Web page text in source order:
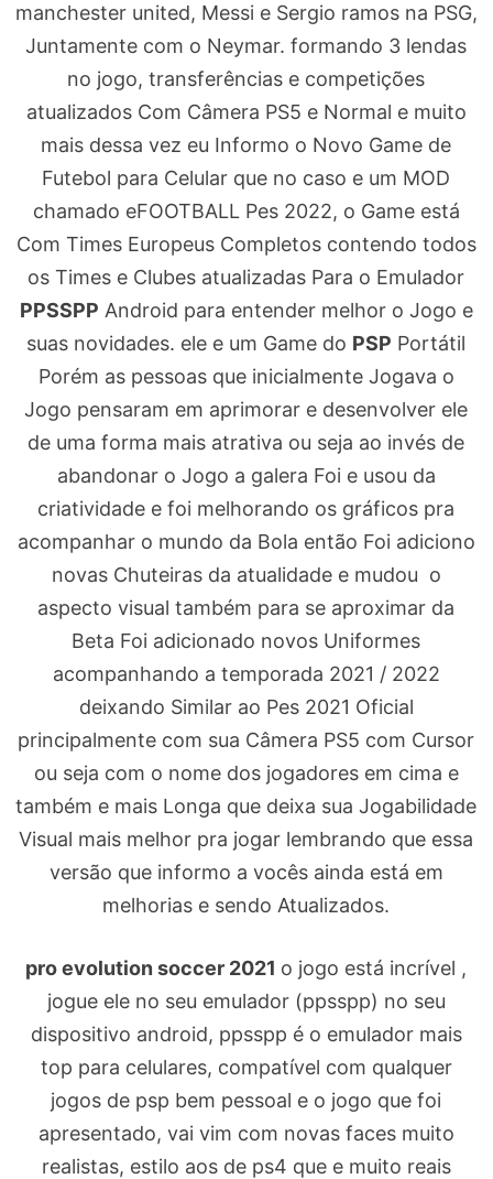
manchester united, Messi e Sergio ramos na PSG,
Juntamente com o Neymar. formando 3 lendas
no jogo, transferências e competições
atualizados Com Câmera PS5 e Normal e muito
mais dessa vez eu Informo o Novo Game de
Futebol para Celular que no caso e um MOD
chamado eFOOTBALL Pes 2022, o Game está
Com Times Europeus Completos contendo todos
os Times e Clubes atualizadas Para o Emulador
PPSSPP Android para entender melhor o Jogo e
suas novidades. ele e um Game do PSP Portátil
Porém as pessoas que inicialmente Jogava o
Jogo pensaram em aprimorar e desenvolver ele
de uma forma mais atrativa ou seja ao invés de
abandonar o Jogo a galera Foi e usou da
criatividade e foi melhorando os gráficos pra
acompanhar o mundo da Bola então Foi adiciono
novas Chuteiras da atualidade e mudou o
aspecto visual também para se aproximar da
Beta Foi adicionado novos Uniformes
acompanhando a temporada 2021 / 2022
deixando Similar ao Pes 2021 Oficial
principalmente com sua Câmera PS5 com Cursor
ou seja com o nome dos jogadores em cima e
também e mais Longa que deixa sua Jogabilidade
Visual mais melhor pra jogar lembrando que essa
versão que informo a vocês ainda está em
melhorias e sendo Atualizados.
pro evolution soccer 2021 o jogo está incrível ,
jogue ele no seu emulador (ppsspp) no seu
dispositivo android, ppsspp é o emulador mais
top para celulares, compatível com qualquer
jogos de psp bem pessoal e o jogo que foi
apresentado, vai vim com novas faces muito
realistas, estilo aos de ps4 que e muito reais